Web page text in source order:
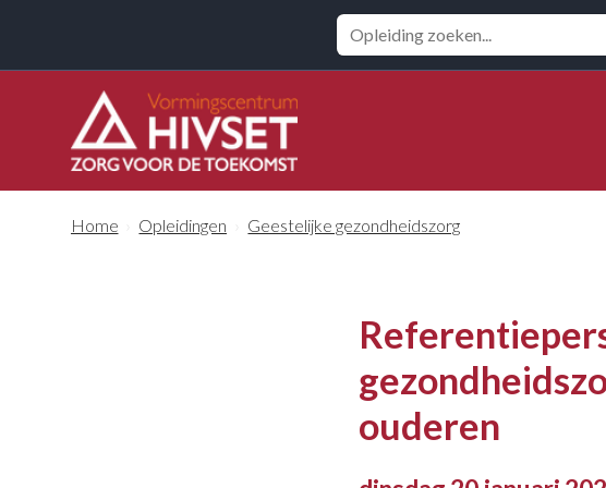
Zoeken
Home Opleidingen Geestelijke gezondheidszorg
ouderen